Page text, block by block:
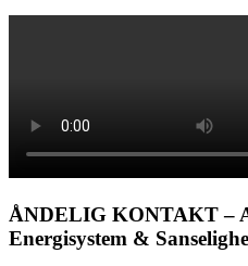
ÅNDELIG KONTAKT –
Energisystem &